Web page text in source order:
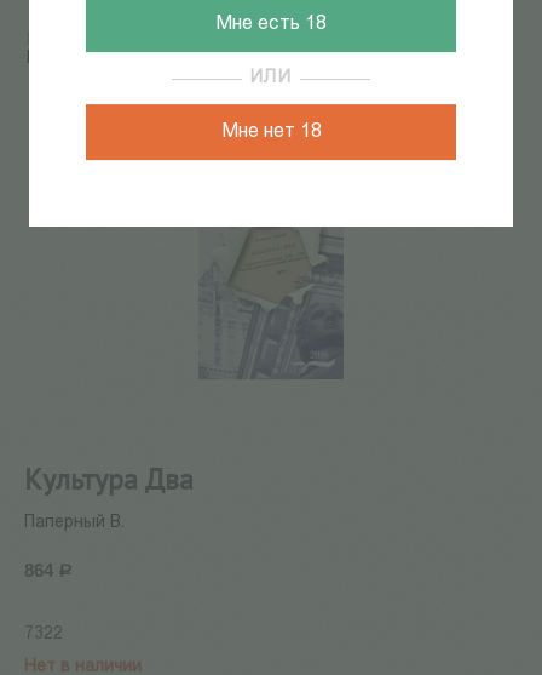
Мне есть 18
ИЛИ
Мне нет 18
Культура Два
Культура Два
Паперный В.
864 Р
7322
Нет в наличии